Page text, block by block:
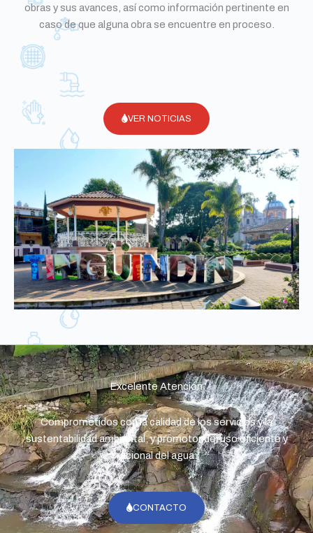
obras y sus avances, así como información pertinente en
caso de que alguna obra se encuentre en proceso.
VER NOTICIAS
Excelente Atención
Comprometidos con la calidad de los servicios y la
sustentabilidad ambiental, y promotor del uso eficiente y
racional del agua.
CONTACTO